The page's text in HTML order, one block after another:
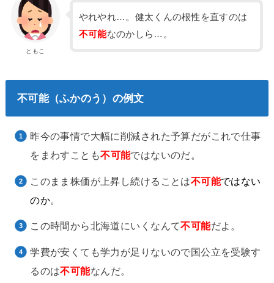
ともこ
やれやれ…。健太くんの根性を直すのは
不可能なのかしら…。
不可能（ふかのう）の例文
昨今の事情で大幅に削減された予算だがこれで仕事
をまわすことも不可能ではないのだ。
このまま株価が上昇し続けることは不可能ではない
のか。
この時間から北海道にいくなんて不可能だよ。
学費が安くても学力が足りないので国公立を受験す
るのは不可能なんだ。